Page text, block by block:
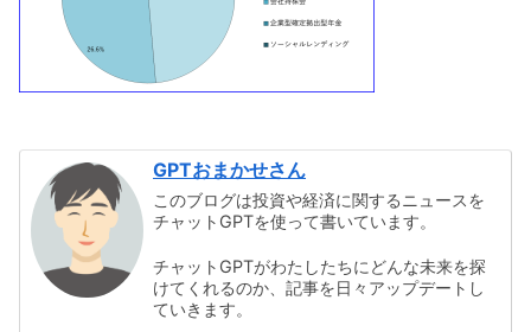
GPTおまかせさん
このブログは投資や経済に関するニュースを
チャットGPTを使って書いています。
チャットGPTがわたしたちにどんな未来を探
けてくれるのか、記事を日々アップデートし
ていきます。